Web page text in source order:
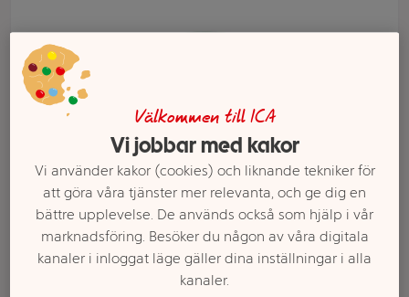
Välkommen till ICA
Vi jobbar med kakor
Vi använder kakor (cookies) och liknande tekniker för
att göra våra tjänster mer relevanta, och ge dig en
bättre upplevelse. De används också som hjälp i vår
marknadsföring. Besöker du någon av våra digitala
kanaler i inloggat läge gäller dina inställningar i alla
kanaler.